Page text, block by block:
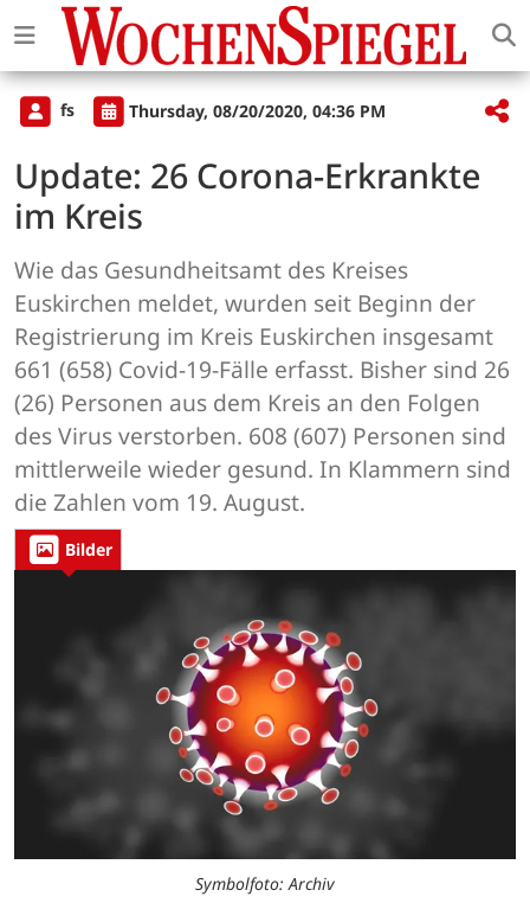
fs Thursday, 08/20/2020, 04:36 PM
Update: 26 Corona-Erkrankte
im Kreis
Wie das Gesundheitsamt des Kreises
Euskirchen meldet, wurden seit Beginn der
Registrierung im Kreis Euskirchen insgesamt
661 (658) Covid-19-Fälle erfasst. Bisher sind 26
(26) Personen aus dem Kreis an den Folgen
des Virus verstorben. 608 (607) Personen sind
mittlerweile wieder gesund. In Klammern sind
die Zahlen vom 19. August.
Bilder
Symbolfoto: Archiv